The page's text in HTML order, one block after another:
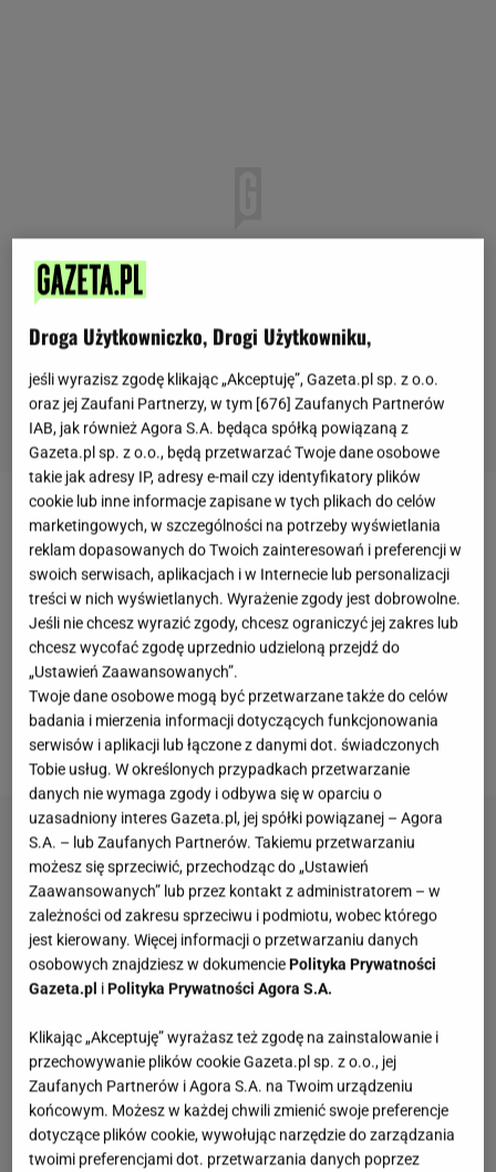
Ewa Chodakowskapoinformowała swoich
obserwatorów, że wydaje nową książkę. Jest to
spore zaskoczenie dla fanów, ponieważ niedawno
pojawiły się informacje, że znanatrenerka znacznie
ogranicza liczbę oferowanych obozów
treningowych. Nikt więc nie przypuszczał, że zdoła
jeszcze zaskoczyć nowym projektem na koniec
roku. Co znajdziemy w książce?
Droga Użytkowniczko, Drogi Użytkowniku,
jeśli wyrazisz zgodę klikając „Akceptuję”, Gazeta.pl sp. z o.o.
oraz jej Zaufani Partnerzy, w tym [676] Zaufanych Partnerów
IAB, jak również Agora S.A. będąca spółką powiązaną z
Gazeta.pl sp. z o.o., będą przetwarzać Twoje dane osobowe
takie jak adresy IP, adresy e-mail czy identyfikatory plików
cookie lub inne informacje zapisane w tych plikach do celów
marketingowych, w szczególności na potrzeby wyświetlania
reklam dopasowanych do Twoich zainteresowań i preferencji w
swoich serwisach, aplikacjach i w Internecie lub personalizacji
treści w nich wyświetlanych. Wyrażenie zgody jest dobrowolne.
Jeśli nie chcesz wyrazić zgody, chcesz ograniczyć jej zakres lub
chcesz wycofać zgodę uprzednio udzieloną przejdź do
„Ustawień Zaawansowanych”.
Twoje dane osobowe mogą być przetwarzane także do celów
badania i mierzenia informacji dotyczących funkcjonowania
serwisów i aplikacji lub łączone z danymi dot. świadczonych
Tobie usług. W określonych przypadkach przetwarzanie
danych nie wymaga zgody i odbywa się w oparciu o
uzasadniony interes Gazeta.pl, jej spółki powiązanej – Agora
S.A. – lub Zaufanych Partnerów. Takiemu przetwarzaniu
możesz się sprzeciwić, przechodząc do „Ustawień
Zaawansowanych” lub przez kontakt z administratorem – w
zależności od zakresu sprzeciwu i podmiotu, wobec którego
jest kierowany. Więcej informacji o przetwarzaniu danych
osobowych znajdziesz w dokumenciePolityka Prywatności
Gazeta.pl iPolityka Prywatności Agora S.A.
Klikając „Akceptuję” wyrażasz też zgodę na zainstalowanie i
przechowywanie plików cookie Gazeta.pl sp. z o.o., jej
Zaufanych Partnerów i Agora S.A. na Twoim urządzeniu
końcowym. Możesz w każdej chwili zmienić swoje preferencje
dotyczące plików cookie, wywołując narzędzie do zarządzania
twoimi preferencjami dot. przetwarzania danych poprzez